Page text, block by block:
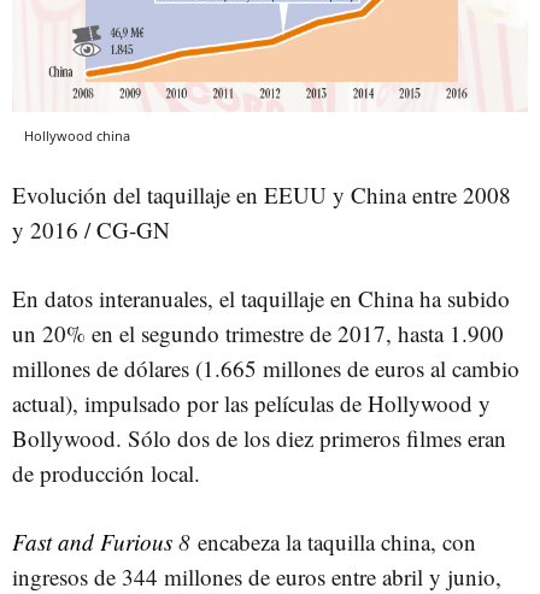
Hollywood china
Evolución del taquillaje en EEUU y China entre 2008
y 2016 / CG-GN
En datos interanuales, el taquillaje en China ha subido
un 20% en el segundo trimestre de 2017, hasta 1.900
millones de dólares (1.665 millones de euros al cambio
actual), impulsado por las películas de Hollywood y
Bollywood. Sólo dos de los diez primeros filmes eran
de producción local.
Fast and Furious 8 encabeza la taquilla china, con
ingresos de 344 millones de euros entre abril y junio,